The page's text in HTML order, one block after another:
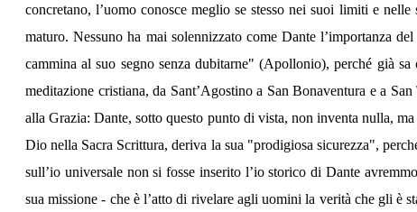
concretano, l’uomo conosce meglio se stesso nei suoi limiti e
maturo. Nessuno ha mai solennizzato come Dante l’importanza
cammina al suo segno senza dubitarne" (Apollonio), perché già
meditazione cristiana, da Sant’Agostino a San Bonaventura e a
alla Grazia: Dante, sotto questo punto di vista, non inventa nulla,
Dio nella Sacra Scrittura, deriva la sua "prodigiosa sicurezza",
sull’io universale non si fosse inserito l’io storico di Dante
sua missione - che è l’atto di rivelare agli uomini la verità che gli è